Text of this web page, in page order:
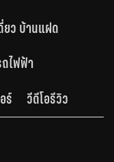
ยว บ้านแฝด
ไฟฟ้า
ร์ วีดีโอรีวิว